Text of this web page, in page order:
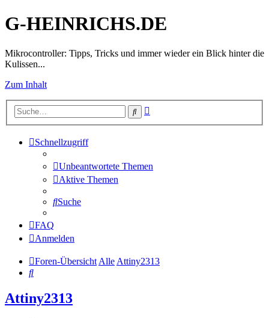
G-HEINRICHS.DE
Mikrocontroller: Tipps, Tricks und immer wieder ein Blick hinter die
Kulissen...
Zum Inhalt
Suche
Schnellzugriff
Unbeantwortete Themen
Aktive Themen
Suche
FAQ
Anmelden
Foren-ÜbersichtAlleAttiny2313
Suche
Attiny2313